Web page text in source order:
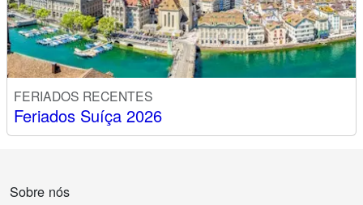
FERIADOS RECENTES
Feriados Suíça 2026
Sobre nós